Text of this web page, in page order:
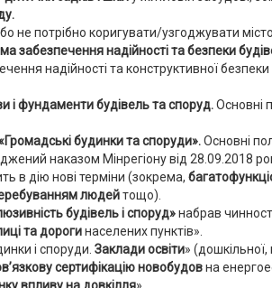
не потрібно коригувати/узгоджувати
забезпечення надійності та безпеки
надійності та конструктивної
і фундаменти будівель та споруд.Основні
будинки та споруди».Основні
наказом Мінрегіону від 28.09.2018
в дію нові терміни (зокрема,
людейтощо).
будівель і споруд»набрав
та дорогинаселених пунктів».
і споруди. Заклади освіти» (дошкільної,
сертифікацію новобудовна